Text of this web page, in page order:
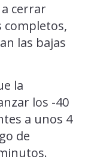
cerrar
completos,
las bajas
la
los -40
a unos 4
de